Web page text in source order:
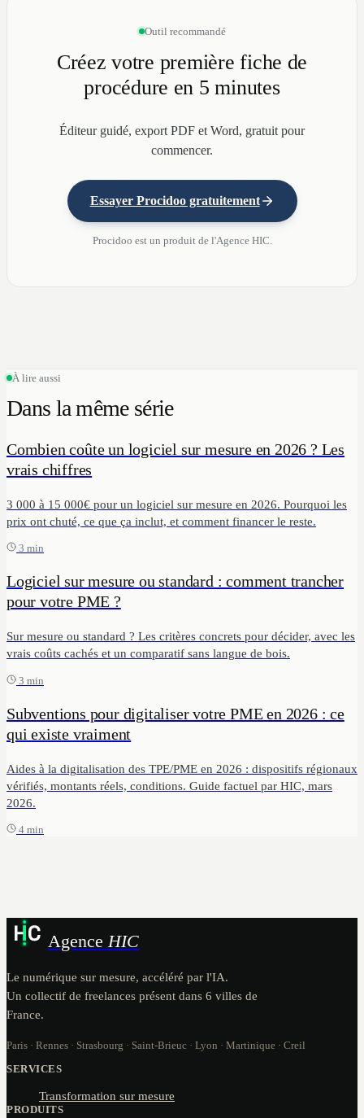
Outil recommandé
Créez votre première fiche de
procédure en 5 minutes
Éditeur guidé, export PDF et Word, gratuit pour
commencer.
Essayer Procidoo gratuitement
Procidoo est un produit de l'Agence HIC.
À lire aussi
Dans la même série
Combien coûte un logiciel sur mesure en 2026 ? Les
vrais chiffres
3 000 à 15 000€ pour un logiciel sur mesure en 2026. Pourquoi les
prix ont chuté, ce que ça inclut, et comment financer le reste.
3 min
Logiciel sur mesure ou standard : comment trancher
pour votre PME ?
Sur mesure ou standard ? Les critères concrets pour décider, avec les
vrais coûts cachés et un comparatif sans langue de bois.
3 min
Subventions pour digitaliser votre PME en 2026 : ce
qui existe vraiment
Aides à la digitalisation des TPE/PME en 2026 : dispositifs régionaux
vérifiés, montants réels, conditions. Guide factuel par HIC, mars
2026.
4 min
AgenceHIC
Le numérique sur mesure, accéléré par l'IA.
Un collectif de freelances présent dans 6 villes de
France.
Paris · Rennes · Strasbourg · Saint-Brieuc · Lyon · Martinique · Creil
SERVICES
Transformation sur mesure
PRODUITS